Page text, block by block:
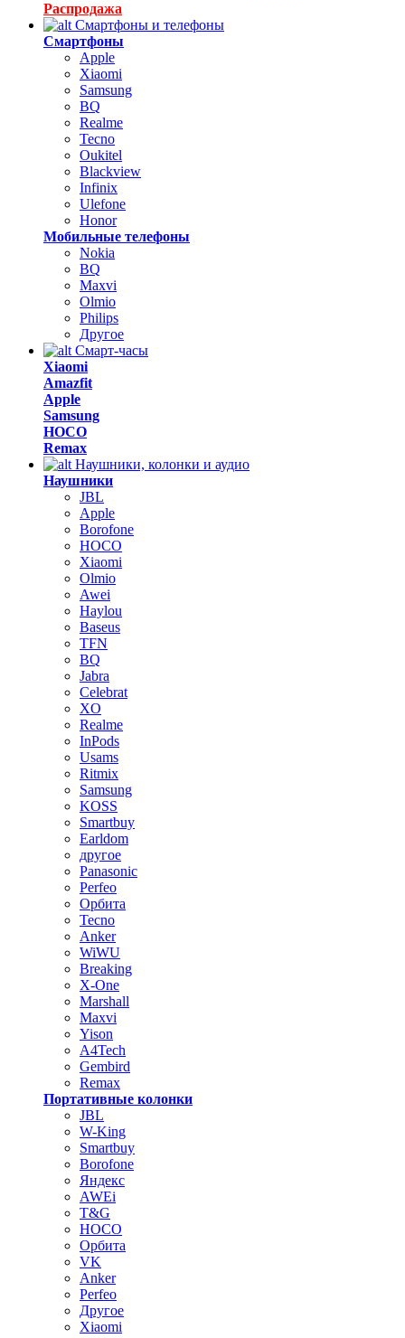
Распродажа
Смартфоны и телефоны
Смартфоны
Apple
Xiaomi
Samsung
BQ
Realme
Tecno
Oukitel
Blackview
Infinix
Ulefone
Honor
Мобильные телефоны
Nokia
BQ
Maxvi
Olmio
Philips
Другое
Смарт-часы
Xiaomi
Amazfit
Apple
Samsung
HOCO
Remax
Наушники, колонки и аудио
Наушники
JBL
Apple
Borofone
HOCO
Xiaomi
Olmio
Awei
Haylou
Baseus
TFN
BQ
Jabra
Celebrat
XO
Realme
InPods
Usams
Ritmix
Samsung
KOSS
Smartbuy
Earldom
другое
Panasonic
Perfeo
Орбита
Tecno
Anker
WiWU
Breaking
X-One
Marshall
Maxvi
Yison
A4Tech
Gembird
Remax
Портативные колонки
JBL
W-King
Smartbuy
Borofone
Яндекс
AWEi
T&G
HOCO
Орбита
VK
Anker
Perfeo
Другое
Xiaomi